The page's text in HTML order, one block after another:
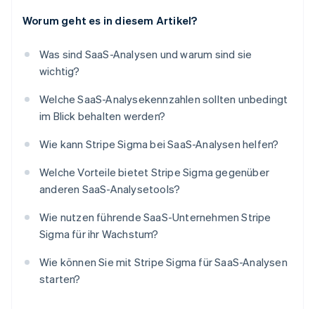
Worum geht es in diesem Artikel?
Was sind SaaS-Analysen und warum sind sie
wichtig?
Welche SaaS-Analysekennzahlen sollten unbedingt
im Blick behalten werden?
Wie kann Stripe Sigma bei SaaS-Analysen helfen?
Welche Vorteile bietet Stripe Sigma gegenüber
anderen SaaS-Analysetools?
Wie nutzen führende SaaS-Unternehmen Stripe
Sigma für ihr Wachstum?
Wie können Sie mit Stripe Sigma für SaaS-Analysen
starten?